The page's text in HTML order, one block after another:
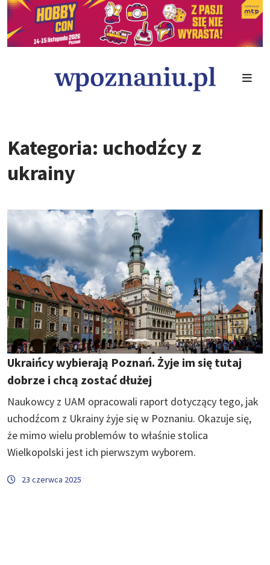
Kategoria: uchodźcy z
ukrainy
Ukraińcy wybierają Poznań. Żyje im się tutaj
dobrze i chcą zostać dłużej
Naukowcy z UAM opracowali raport dotyczący tego, jak
uchodźcom z Ukrainy żyje się w Poznaniu. Okazuje się,
że mimo wielu problemów to właśnie stolica
Wielkopolski jest ich pierwszym wyborem.
23 czerwca 2025